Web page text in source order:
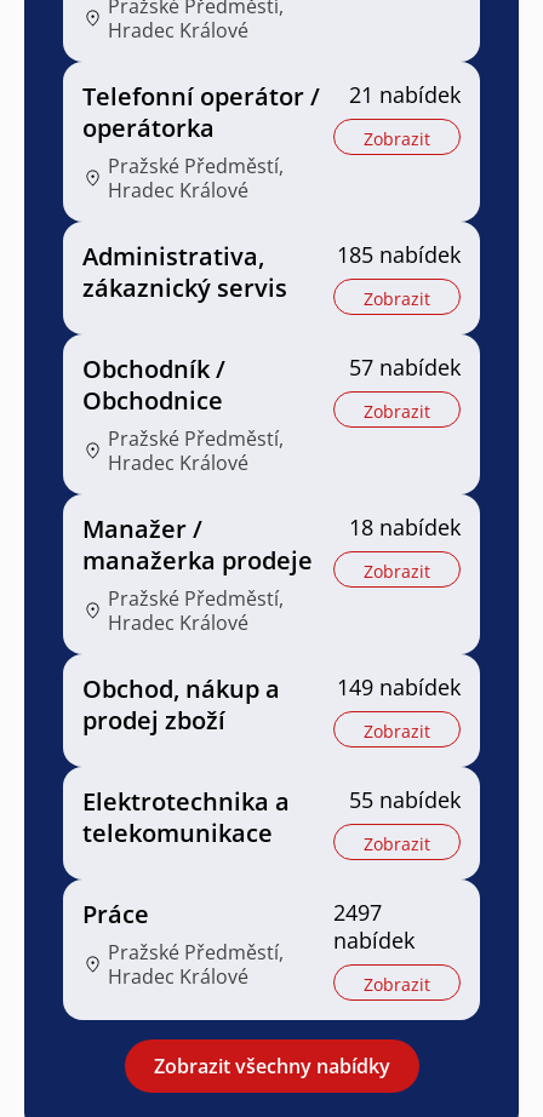
Pražské Předměstí,
Hradec Králové
Telefonní operátor /
operátorka
Pražské Předměstí,
Hradec Králové
21 nabídek
Zobrazit
Administrativa,
zákaznický servis
185 nabídek
Zobrazit
Obchodník /
Obchodnice
Pražské Předměstí,
Hradec Králové
57 nabídek
Zobrazit
Manažer /
manažerka prodeje
Pražské Předměstí,
Hradec Králové
18 nabídek
Zobrazit
Obchod, nákup a
prodej zboží
149 nabídek
Zobrazit
Elektrotechnika a
telekomunikace
55 nabídek
Zobrazit
Práce
Pražské Předměstí,
Hradec Králové
2497
nabídek
Zobrazit
Zobrazit všechny nabídky